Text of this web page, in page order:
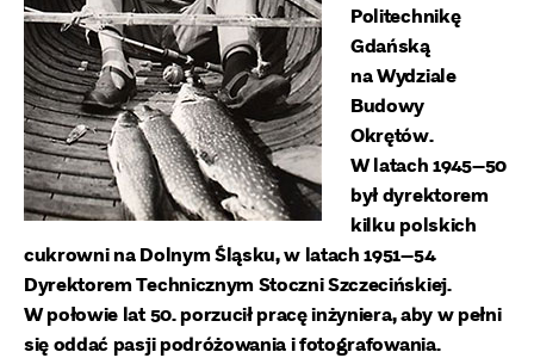
Politechnikę
Gdańską
na Wydziale
Budowy
Okrętów.
W latach 1945–50
był dyrektorem
kilku polskich
cukrowni na Dolnym Śląsku, w latach 1951–54
Dyrektorem Technicznym Stoczni Szczecińskiej.
W połowie lat 50. porzucił pracę inżyniera, aby w pełni
się oddać pasji podróżowania i fotografowania.